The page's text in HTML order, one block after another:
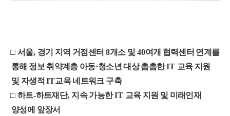
□ 서울, 경기 지역 거점센터 8개소 및 40여개 협력센터 연계를
통해 정보 취약계층 아동·청소년 대상 촘촘한IT 교육 지원
및 자생적IT교육 네트워크 구축
□ 하트-하트재단, 지속 가능한IT 교육 지원 및 미래인재
양성에 앞장서